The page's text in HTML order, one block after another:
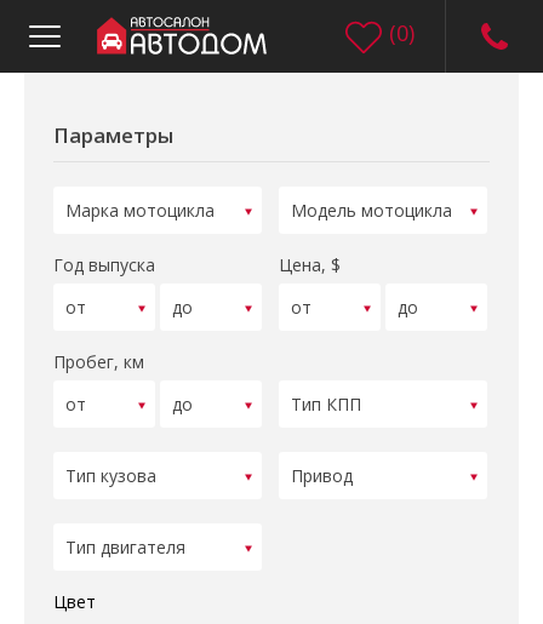
(0)
Параметры
Год выпуска Цена, $
Пробег, км
Цвет